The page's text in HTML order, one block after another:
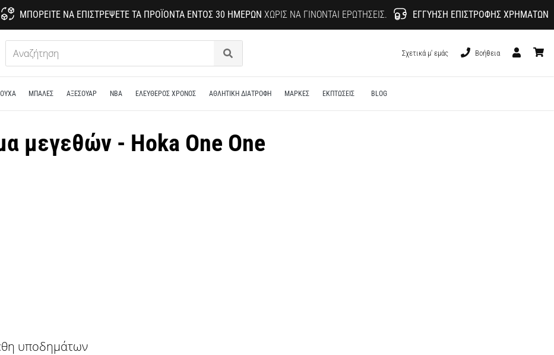
ΜΠΟΡΕΊΤΕ ΝΑ ΕΠΙΣΤΡΈΨΕΤΕ ΤΑ ΠΡΟΪΌΝΤΑ ΕΝΤΌΣ 30 ΗΜΕΡΏΝ ΧΩΡΊΣ ΝΑ ΓΊΝΟΝΤΑΙ ΕΡΩΤΉΣΕΙΣ. ΕΓΓΎΗΣΗ ΕΠΙΣΤΡΟΦΉΣ ΧΡΗΜΆΤΩΝ
Αναζήτηση
Σχετικά μ' εμάς
Βοήθεια
ΜΠΑΛΕΣ ΑΞΕΣΟΥΑΡ NBA ΕΛΕΥΘΕΡΟΣ ΧΡΟΝΟΣ ΑΘΛΗΤΙΚΗ ΔΙΑΤΡΟΦΗ ΜΑΡΚΕΣ ΕΚΠΤΩΣΕΙΣ BLOG
μεγεθών - Hoka One One
υποδημάτων